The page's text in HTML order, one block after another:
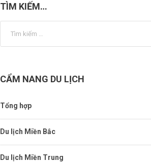
TÌM KIẾM…
CẨM NANG DU LỊCH
Tổng hợp
Du lịch Miền Bắc
Du lịch Miền Trung